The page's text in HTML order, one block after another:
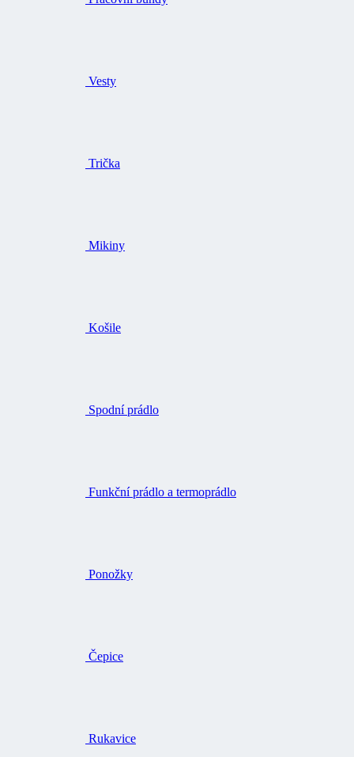
Vesty
Trička
Mikiny
Košile
Spodní prádlo
Funkční prádlo a termoprádlo
Ponožky
Čepice
Rukavice